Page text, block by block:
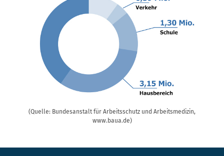
(Quelle: Bundesanstalt für Arbeitsschutz und Arbeitsmedizin,
www.baua.de)